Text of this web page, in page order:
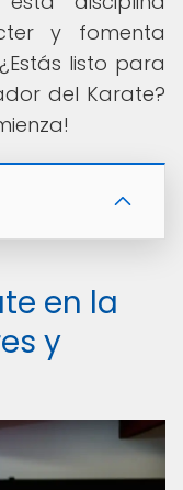
y fomenta
listo para
del Karate?
en la
y